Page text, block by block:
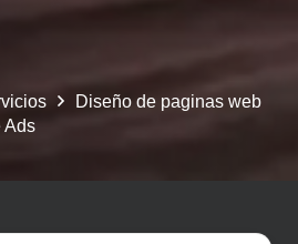
Diseño de paginas web
Ads